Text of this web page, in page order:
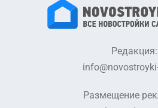
Редакция:
Размещение